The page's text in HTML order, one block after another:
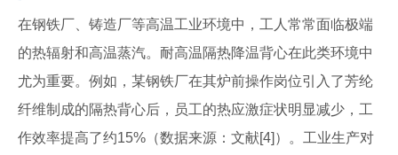
在钢铁厂、铸造厂等高温工业环境中，工人常常面临极端
的热辐射和高温蒸汽。耐高温隔热降温背心在此类环境中
尤为重要。例如，某钢铁厂在其炉前操作岗位引入了芳纶
纤维制成的隔热背心后，员工的热应激症状明显减少，工
作效率提高了约15%（数据来源：文献[4]）。工业生产对